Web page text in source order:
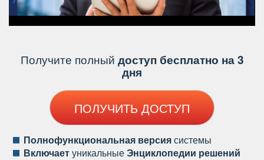
Получите полный доступ бесплатно на 3
дня
ПОЛУЧИТЬ ДОСТУП
Полнофункциональная версиясистемы
ключаетуникальныеЭнциклопедии решений